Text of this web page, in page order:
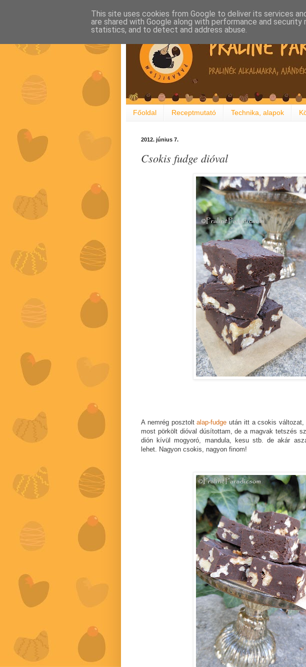
Főoldal Receptmutató Technika, alapok
2012. június 7.
Csokis fudge dióval
A nemrég posztoltalap-fudge után itt a csokis
most pörkölt dióval dúsítottam, de a magvak tetszés
dión kívül mogyoró, mandula, kesu stb. de akár
lehet. Nagyon csokis, nagyon finom!
This site uses cookies from Google to deliver its services
are shared with Google along with performance and
statistics, and to detect and address abuse.